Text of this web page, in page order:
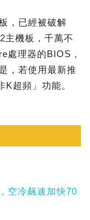
，已經被破解
主機板，千萬不
處理器的BIOS，
，若使用最新推
超頻」功能。
空冷飆速加快70